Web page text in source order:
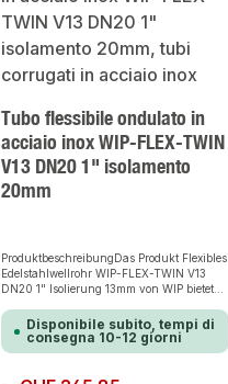
Tubo flessibile ondulato in
acciaio inox WIP-FLEX-TWIN
V13 DN20 1" isolamento
20mm
ProduktbeschreibungDas Produkt Flexibles
Edelstahlwellrohr WIP-FLEX-TWIN V13
DN20 1" Isolierung 13mm von WIP bietet
Lösung zur Verrohrung in Solaranlagen.
Dank der hohen Flexibilität sorgt es für
perfekten Halt und passt sich flexibel an
Das robuste Design und die einfache
Disponibile subito, tempi di
consegna 10-12 giorni